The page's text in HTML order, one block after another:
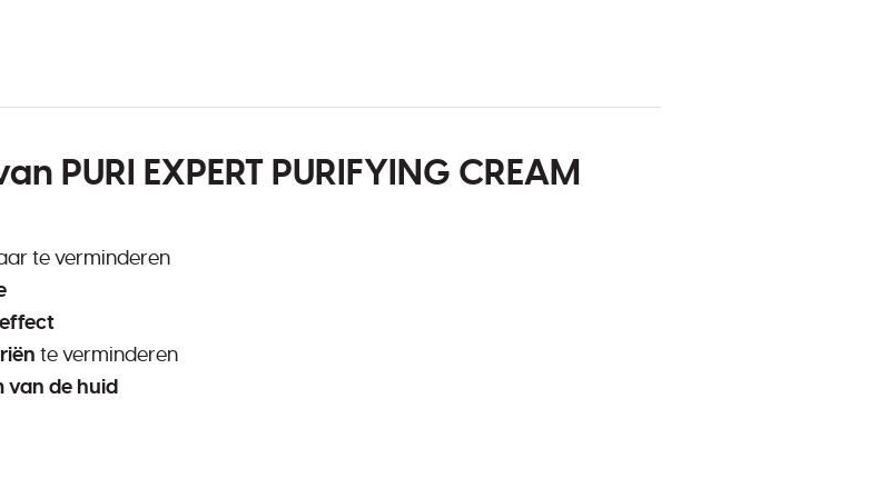
PURI EXPERT PURIFYING CREAM
te verminderen
te verminderen
van de huid